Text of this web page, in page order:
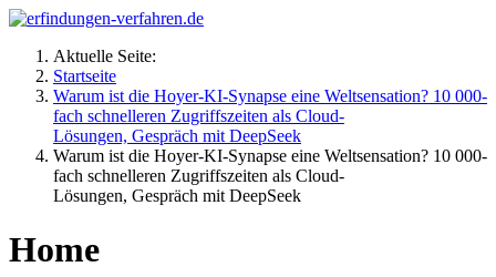
Aktuelle Seite:
Startseite
Warum ist die Hoyer-KI-Synapse eine Weltsensation? 10 000-
fach schnelleren Zugriffszeiten als Cloud-
Lösungen, Gespräch mit DeepSeek
Warum ist die Hoyer-KI-Synapse eine Weltsensation? 10 000-
fach schnelleren Zugriffszeiten als Cloud-
Lösungen, Gespräch mit DeepSeek
Home